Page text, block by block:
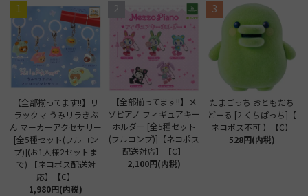
1
【全部揃ってます!!】リ
ラックマ うみリラきぶ
ん マーカーアクセサリー
[全5種セット(フルコン
プ)](お1人様2セットま
で) 【ネコポス配送対
応】【C】
1,980円(内税)
2
【全部揃ってます!!】メ
ゾピアノ フィギュアキー
ホルダー [全5種セット
(フルコンプ)]【ネコポス
配送対応】【C】
2,100円(内税)
3
たまごっち おともだち
どーる [2.くちぱっち]【
ネコポス不可 】【C】
528円(内税)